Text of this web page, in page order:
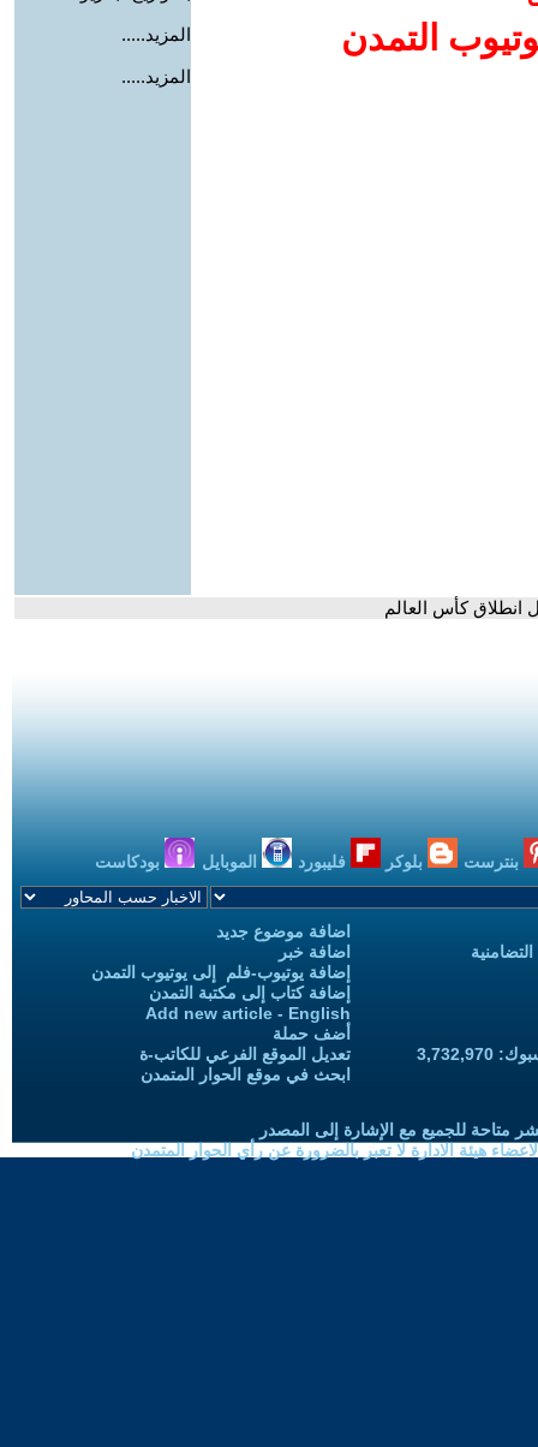
التمدن
المزيد.....
المزيد.....
انطلاق كأس العالم
بنترست بلوكر فليبورد الموبايل بودكاست
اضافة موضوع جديد
اضافة خبر
إضافة يوتيوب-فلم إلى يوتيوب التمدن
إضافة كتاب إلى مكتبة التمدن
Add new article - English
أضف حملة
تعديل الموقع الفرعي للكاتب-ة
ابحث في موقع الحوار المتمدن
متاحة للجميع مع الإشارة إلى المصدر
هيئة الادارة لا تعبر بالضرورة عن رأي الحوار المتمدن